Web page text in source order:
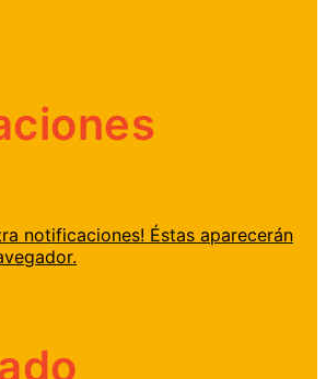
notificaciones! Éstas aparecerán